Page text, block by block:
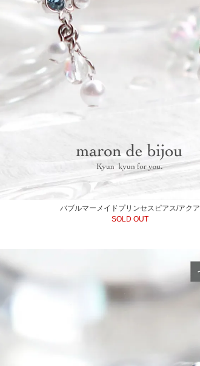
バブルマーメイドプリンセスピアス/アクア
SOLD OUT